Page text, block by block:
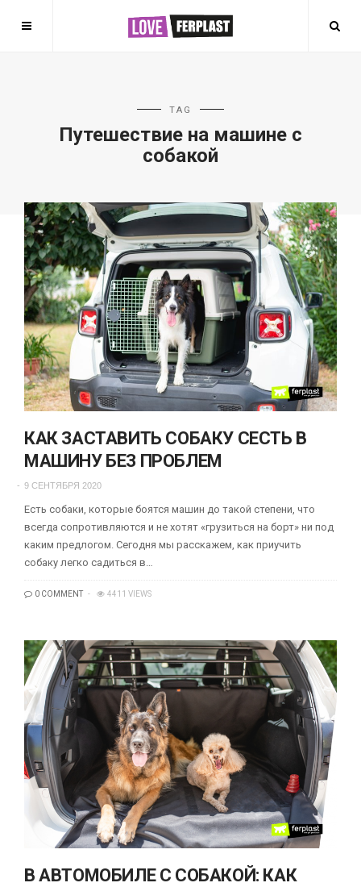
TAG
Путешествие на машине с
собакой
КАК ЗАСТАВИТЬ СОБАКУ СЕСТЬ В
МАШИНУ БЕЗ ПРОБЛЕМ
9 СЕНТЯБРЯ 2020
Есть собаки, которые боятся машин до такой степени, что
всегда сопротивляются и не хотят «грузиться на борт» ни под
каким предлогом. Сегодня мы расскажем, как приучить
собаку легко садиться в…
0 COMMENT 4411 VIEWS
В АВТОМОБИЛЕ С СОБАКОЙ: КАК